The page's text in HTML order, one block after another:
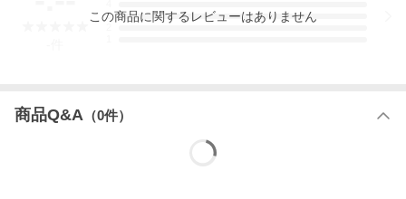
3
この商品に関するレビューはありません
商品Q&A （0件）